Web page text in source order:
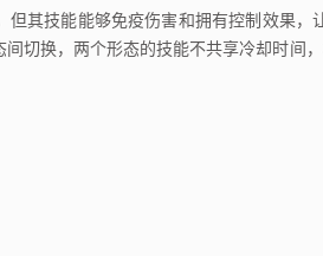
其技能能够免疫伤害和拥有控制效果，
切换，两个形态的技能不共享冷却时间，